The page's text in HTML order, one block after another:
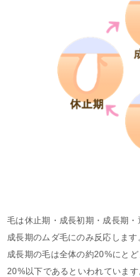
毛は休止期・成長初期・成長期
成長期のムダ毛にのみ反応します
成長期の毛は全体の約20%にと
20%以下であるといわれています